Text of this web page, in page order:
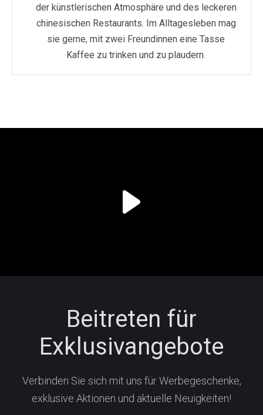
der künstlerischen Atmosphäre und des leckeren
chinesischen Restaurants. Im Alltagesleben mag
sie gerne, mit zwei Freundinnen eine Tasse
Kaffee zu trinken und zu plaudern.
Beitreten für
Exklusivangebote
Verbinden Sie sich mit uns für Werbegeschenke,
exklusive Aktionen und aktuelle Neuigkeiten!